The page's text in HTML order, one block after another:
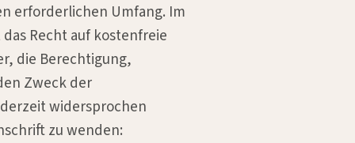
erforderlichen Umfang. Im
Recht auf kostenfreie
die Berechtigung,
Zweck der
widersprochen
zu wenden: